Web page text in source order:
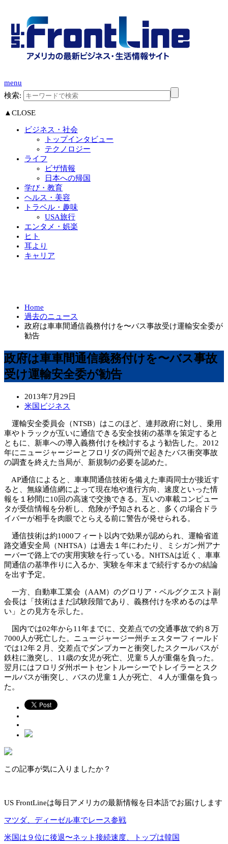
menu
検索:
▲CLOSE
ビジネス・社会
トップインタビュー
テクノロジー
ライフ
ビザ情報
日本への帰国
学び・教育
ヘルス・美容
トラベル・趣味
USA旅行
エンタメ・娯楽
ヒト
耳より
キャリア
Home
過去のニュース
政府は車車間通信義務付けを〜バス事故受け運輸安全委が
勧告
政府は車車間通信義務付けを〜バス事故
受け運輸安全委が勧告
2013年7月29日
米国ビジネス
運輸安全委員会（NTSB）はこのほど、連邦政府に対し、乗用
車やトラックが互いに通信できる安全技術の基準を策定すると
ともに、新車への導入義務付けを検討するよう勧告した。2012
年にニュージャージーとフロリダの両州で起きたバス衝突事故
の調査を終えた当局が、新規制の必要を認めた。
AP通信によると、車車間通信技術を備えた車両同士が接近す
ると、無線通信網によって現在地や進行方向、速度といった情
報を１秒間に10回の高速で交換できる。互いの車載コンピュー
タが受信情報を分析し、危険が予知されると、多くの場合ドラ
イバーが相手を肉眼でとらえる前に警告が発せられる。
通信技術は約1000フィート以内で効果が認められ、運輸省道
路交通安全局（NHTSA）は過去１年にわたり、ミシガン州アナ
ーバーで路上での実用実験を行っている。NHTSAは近く、車車
間通信の基準作りに入るか、実験を年末まで続行するかの結論
を出す予定。
一方、自動車工業会（AAM）のグロリア・ベルグクエスト副
会長は「技術はまだ試験段階であり、義務付けを求めるのは早
い」との見方を示した。
国内では02年から11年までに、交差点での交通事故で約８万
7000人が死亡した。ニュージャージー州チェスターフィールド
では12年２月、交差点でダンプカーと衝突したスクールバスが
鉄柱に激突し、11歳の女児が死亡、児童５人が重傷を負った。
翌月にはフロリダ州ポートセントルーシーでトレイラーとスク
ールバスが衝突し、バスの児童１人が死亡、４人が重傷を負っ
た。
この記事が気に入りましたか？
US FrontLineは毎日アメリカの最新情報を日本語でお届けします
マツダ、ディーゼル車でレース参戦
米国は９位に後退〜ネット接続速度、トップは韓国